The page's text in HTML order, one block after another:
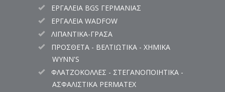
ΕΡΓΑΛΕΙΑ BGS ΓΕΡΜΑΝΙΑΣ
ΕΡΓΑΛΕΙΑ WADFOW
ΛΙΠΑΝΤΙΚΑ-ΓΡΑΣΑ
ΠΡΟΣΘΕΤΑ - ΒΕΛΤΙΩΤΙΚΑ - ΧΗΜΙΚΑ
WYNN'S
ΦΛΑΤΖΟΚΟΛΛΕΣ - ΣΤΕΓΑΝΟΠΟΙΗΤΙΚΑ -
ΑΣΦΑΛΙΣΤΙΚΑ PERMATEX